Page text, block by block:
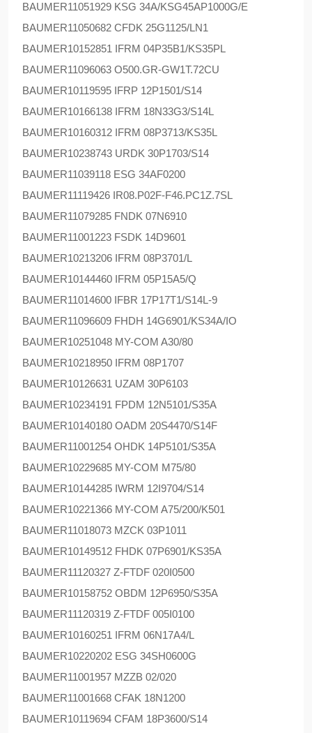
BAUMER11051929 KSG 34A/KSG45AP1000G/E
BAUMER11050682 CFDK 25G1125/LN1
BAUMER10152851 IFRM 04P35B1/KS35PL
BAUMER11096063 O500.GR-GW1T.72CU
BAUMER10119595 IFRP 12P1501/S14
BAUMER10166138 IFRM 18N33G3/S14L
BAUMER10160312 IFRM 08P3713/KS35L
BAUMER10238743 URDK 30P1703/S14
BAUMER11039118 ESG 34AF0200
BAUMER11119426 IR08.P02F-F46.PC1Z.7SL
BAUMER11079285 FNDK 07N6910
BAUMER11001223 FSDK 14D9601
BAUMER10213206 IFRM 08P3701/L
BAUMER10144460 IFRM 05P15A5/Q
BAUMER11014600 IFBR 17P17T1/S14L-9
BAUMER11096609 FHDH 14G6901/KS34A/IO
BAUMER10251048 MY-COM A30/80
BAUMER10218950 IFRM 08P1707
BAUMER10126631 UZAM 30P6103
BAUMER10234191 FPDM 12N5101/S35A
BAUMER10140180 OADM 20S4470/S14F
BAUMER11001254 OHDK 14P5101/S35A
BAUMER10229685 MY-COM M75/80
BAUMER10144285 IWRM 12I9704/S14
BAUMER10221366 MY-COM A75/200/K501
BAUMER11018073 MZCK 03P1011
BAUMER10149512 FHDK 07P6901/KS35A
BAUMER11120327 Z-FTDF 020I0500
BAUMER10158752 OBDM 12P6950/S35A
BAUMER11120319 Z-FTDF 005I0100
BAUMER10160251 IFRM 06N17A4/L
BAUMER10220202 ESG 34SH0600G
BAUMER11001957 MZZB 02/020
BAUMER11001668 CFAK 18N1200
BAUMER10119694 CFAM 18P3600/S14